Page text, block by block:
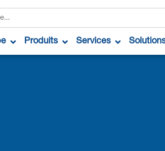
Produits Services